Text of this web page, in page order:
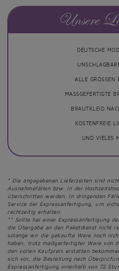
Unsere
DEUTSCHE
ALLE GRÖSSEN
MASSGEFERTIGTE
BRAUTKLEID
KOSTENFREIE
UND VIELES
* Die angegebenen Lieferzeiten sind
Ausnahmefällen bzw. in der
überschritten werden. In dringenden
Service der Expressanfertigung, um
rechtzeitig erhalten.
** Sollte bei einer Expressanfertigung
die Übergabe an den Paketdienst nicht
solange wir die gekaufte Ware noch
haben, trotz maßgerfertigter Ware von
den vollen Kaufpreis erstatten
sich vor, die Bestellung nach
Expressanfertigung innerhalb von 72